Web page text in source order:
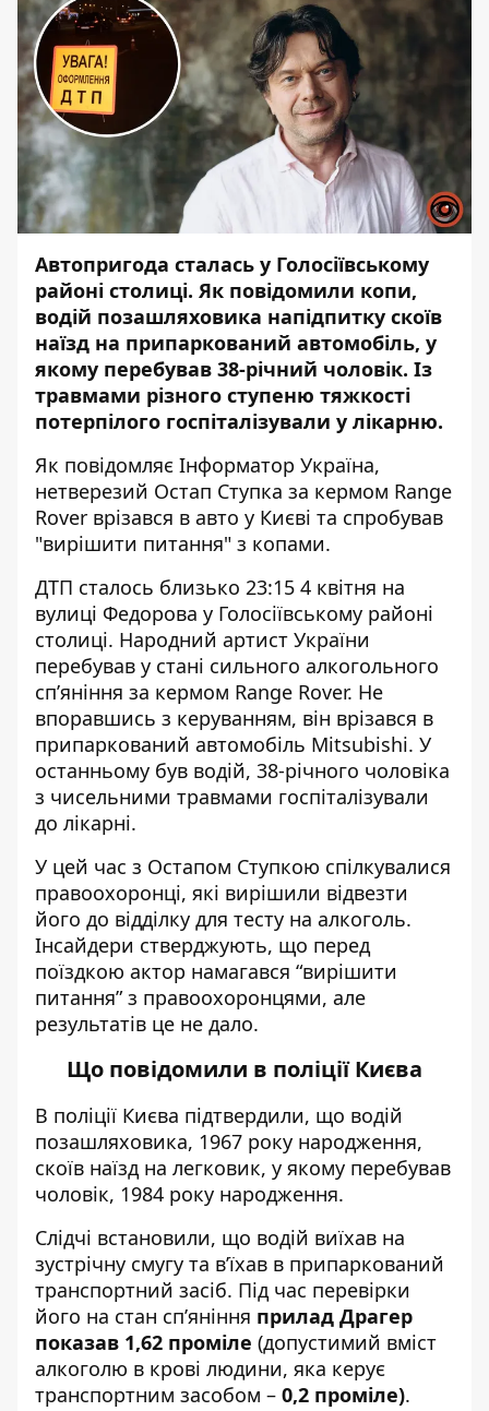
Автопригода сталась у Голосіївському
районі столиці. Як повідомили копи,
водій позашляховика напідпитку скоїв
наїзд на припаркований автомобіль, у
якому перебував 38-річний чоловік. Із
травмами різного ступеню тяжкості
потерпілого госпіталізували у лікарню.
Як повідомляє Інформатор Україна,
нетверезий Остап Ступка за кермом Range
Rover врізався в авто у Києві та спробував
"вирішити питання" з копами.
ДТП сталось близько 23:15 4 квітня на
вулиці Федорова у Голосіївському районі
столиці. Народний артист України
перебував у стані сильного алкогольного
сп’яніння за кермом Range Rover. Не
впоравшись з керуванням, він врізався в
припаркований автомобіль Mitsubishi. У
останньому був водій, 38-річного чоловіка
з чисельними травмами госпіталізували
до лікарні.
У цей час з Остапом Ступкою спілкувалися
правоохоронці, які вирішили відвезти
його до відділку для тесту на алкоголь.
Інсайдери стверджують, що перед
поїздкою актор намагався “вирішити
питання” з правоохоронцями, але
результатів це не дало.
Що повідомили в поліції Києва
В поліції Києва підтвердили, що водій
позашляховика, 1967 року народження,
скоїв наїзд на легковик, у якому перебував
чоловік, 1984 року народження.
Слідчі встановили, що водій виїхав на
зустрічну смугу та в’їхав в припаркований
транспортний засіб. Під час перевірки
його на стан сп’яніння прилад Драгер
показав 1,62 проміле (допустимий вміст
алкоголю в крові людини, яка керує
транспортним засобом – 0,2 проміле).